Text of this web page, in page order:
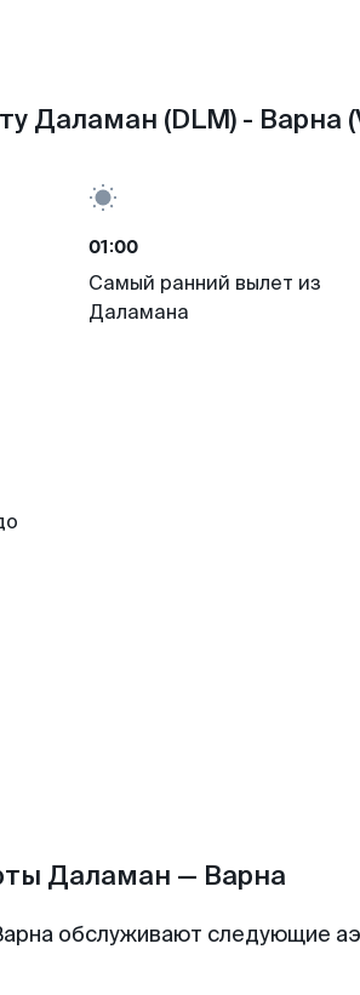
Даламан (DLM) - Варна
01:00
Самый ранний вылет из
Даламана
Даламан — Варна
обслуживают следующие